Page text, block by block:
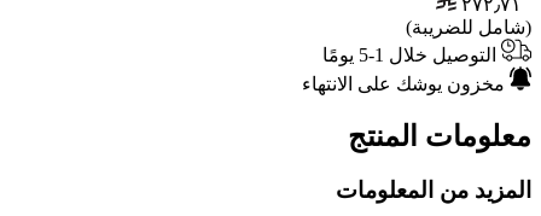
(شامل للضريبة)
التوصيل خلال 1-5 يومًا
مخزون يوشك على الانتهاء
معلومات المنتج
المزيد من المعلومات